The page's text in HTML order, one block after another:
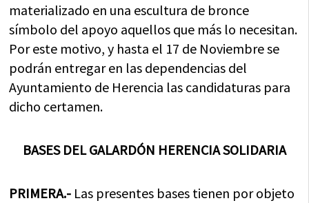
materializado en una escultura de bronce
símbolo del apoyo aquellos que más lo necesitan.
Por este motivo, y hasta el 17 de Noviembre se
podrán entregar en las dependencias del
Ayuntamiento de Herencia las candidaturas para
dicho certamen.
BASES DEL GALARDÓN HERENCIA SOLIDARIA
PRIMERA.- Las presentes bases tienen por objeto